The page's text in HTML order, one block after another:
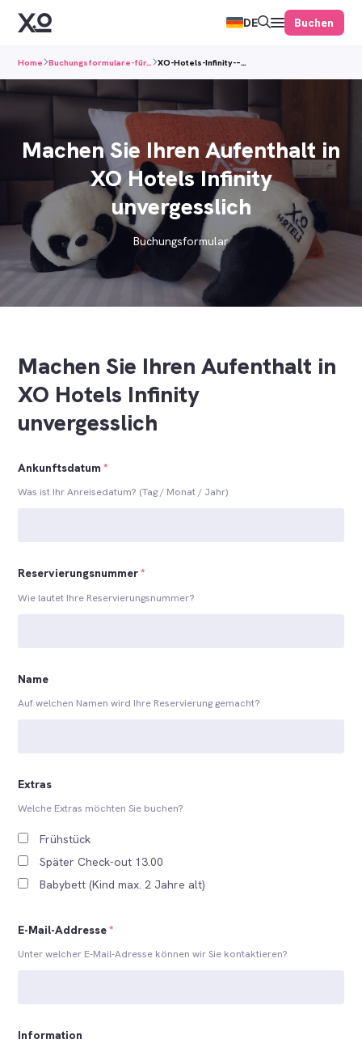
DE Buchen
Home Buchungsformulare-für… XO-Hotels-Infinity-–…
Machen Sie Ihren Aufenthalt in
XO Hotels Infinity
unvergesslich
Buchungsformular
Machen Sie Ihren Aufenthalt in
XO Hotels Infinity
unvergesslich
Ankunftsdatum *
Was ist Ihr Anreisedatum? (Tag / Monat / Jahr)
Reservierungsnummer*
Wie lautet Ihre Reservierungsnummer?
Name
Auf welchen Namen wird Ihre Reservierung gemacht?
Extras
Welche Extras möchten Sie buchen?
Frühstück
Später Check-out 13.00
Babybett (Kind max. 2 Jahre alt)
E-Mail-Addresse*
Unter welcher E-Mail-Adresse können wir Sie kontaktieren?
Information